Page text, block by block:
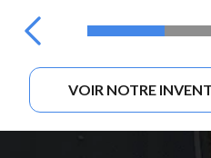
VOIR NOTRE